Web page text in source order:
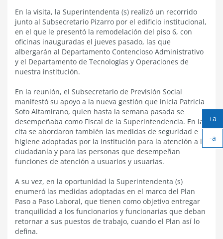
En la visita, la Superintendenta (s) realizó un recorrido
junto al Subsecretario Pizarro por el edificio institucional,
en el que le presentó la remodelación del piso 6, con
oficinas inauguradas el jueves pasado, las que
albergarán al Departamento Contencioso Administrativo
y el Departamento de Tecnologías y Operaciones de
nuestra institución.
En la reunión, el Subsecretario de Previsión Social
manifestó su apoyo a la nueva gestión que inicia Patricia
Soto Altamirano, quien hasta la semana pasada se
desempeñaba como Fiscal de la Superintendencia. En la
cita se abordaron también las medidas de seguridad e
higiene adoptadas por la institución para la atención a la
ciudadanía y para las personas que desempeñan
funciones de atención a usuarios y usuarias.
A su vez, en la oportunidad la Superintendenta (s)
enumeró las medidas adoptadas en el marco del Plan
Paso a Paso Laboral, que tienen como objetivo entregar
tranquilidad a los funcionarios y funcionarias que deban
retornar a sus puestos de trabajo, cuando el Plan así lo
defina.
+a
-a